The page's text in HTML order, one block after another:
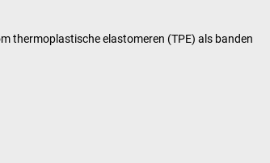
thermoplastische elastomeren (TPE) als banden